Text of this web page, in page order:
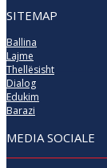
SITEMAP
Ballina
Lajme
Thellësisht
Dialog
Edukim
Barazi
MEDIA SOCIALE